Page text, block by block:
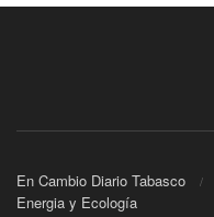
En Cambio Diario Tabasco
Energia y Ecología